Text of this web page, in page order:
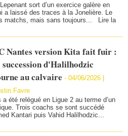
sort d’un exercice galère en
a laissé des traces à la Jonelière. Le
matchs, mais sans toujours...
Lire la
Nantes version Kita fait fuir :
succession d'Halilhodzic
au calvaire- 04/06/2026 |
Favre
été relégué en Ligue 2 au terme d’un
Trois coachs se sont succédé
Kantari puis Vahid Halilhodzic...